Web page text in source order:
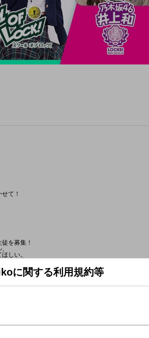
て！
を募集！
しい。
です!）
に関する利用規約等